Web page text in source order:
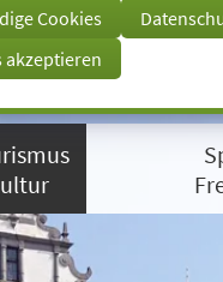
Cookies
akzeptieren